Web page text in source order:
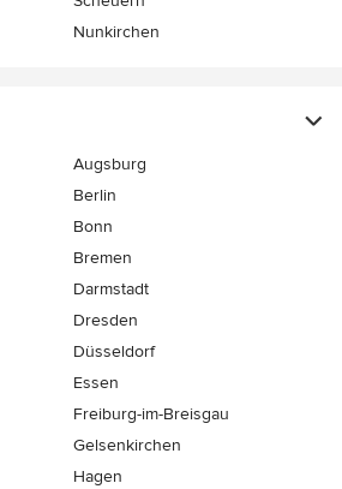
Nunkirchen
Augsburg
Berlin
Bonn
Bremen
Darmstadt
Dresden
Düsseldorf
Essen
Freiburg-im-Breisgau
Gelsenkirchen
Hagen